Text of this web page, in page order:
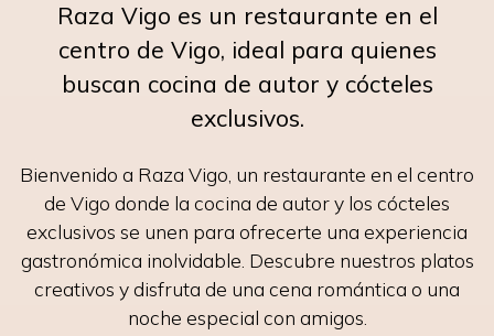
Raza Vigo es un restaurante en el
centro de Vigo, ideal para quienes
buscan cocina de autor y cócteles
exclusivos.
Bienvenido a Raza Vigo, un restaurante en el centro
de Vigo donde la cocina de autor y los cócteles
exclusivos se unen para ofrecerte una experiencia
gastronómica inolvidable. Descubre nuestros platos
creativos y disfruta de una cena romántica o una
noche especial con amigos.